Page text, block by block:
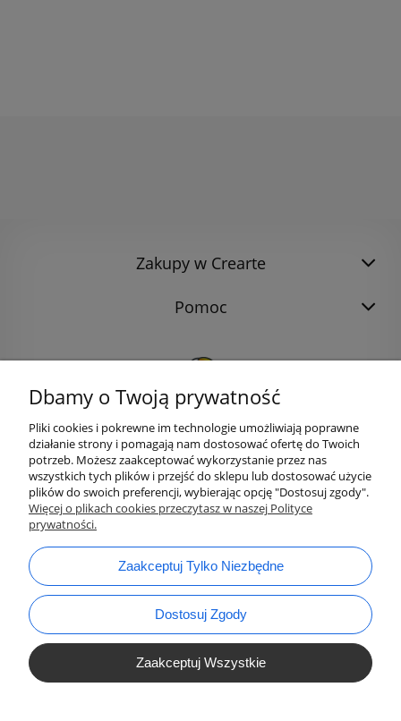
Zakupy w Crearte
Pomoc
email:bok@ArtykulyDlaPlastykow.pl
Dbamy o Twoją prywatność
Pliki cookies i pokrewne im technologie umożliwiają poprawne
działanie strony i pomagają nam dostosować ofertę do Twoich
potrzeb. Możesz zaakceptować wykorzystanie przez nas
wszystkich tych plików i przejść do sklepu lub dostosować użycie
plików do swoich preferencji, wybierając opcję "Dostosuj zgody".
Więcej o plikach cookies przeczytasz w naszej Polityce
prywatności.
Zaakceptuj Tylko Niezbędne
Dostosuj Zgody
Zaakceptuj Wszystkie